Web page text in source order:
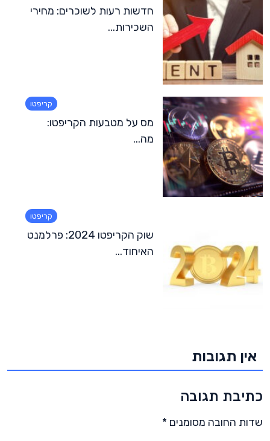
חדשות רעות לשוכרים: מחירי
השכירות...
קריפטו
מס על מטבעות הקריפטו:
מה...
קריפטו
שוק הקריפטו 2024: פרלמנט
האיחוד...
אין תגובות
כתיבת תגובה
שדות החובה מסומנים *